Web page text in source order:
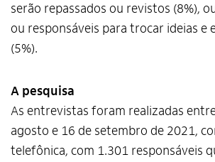
Alto Contraste
serão repassados ou revistos (8%),
ou responsáveis para trocar ideias e
(5%).
A pesquisa
As entrevistas foram realizadas
agosto e 16 de setembro de 2021,
telefônica, com 1.301 responsáveis